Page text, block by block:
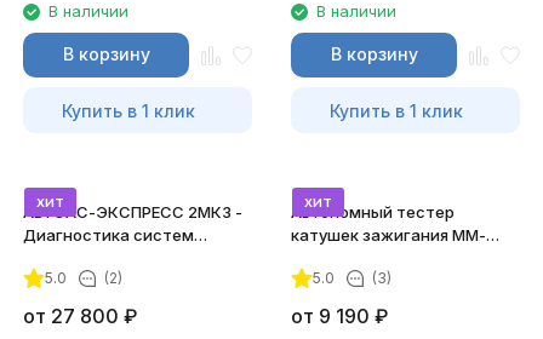
В наличии
В корзину
Купить в 1 клик
В наличии
В корзину
Купить в 1 клик
хит
АВТОАС-ЭКСПРЕСС 2МК3 -
Диагностика систем
5.0 (2)
от 27 800 ₽
хит
Автономный тестер
катушек зажигания ММ-
комплект)
5.0 (3)
от 9 190 ₽